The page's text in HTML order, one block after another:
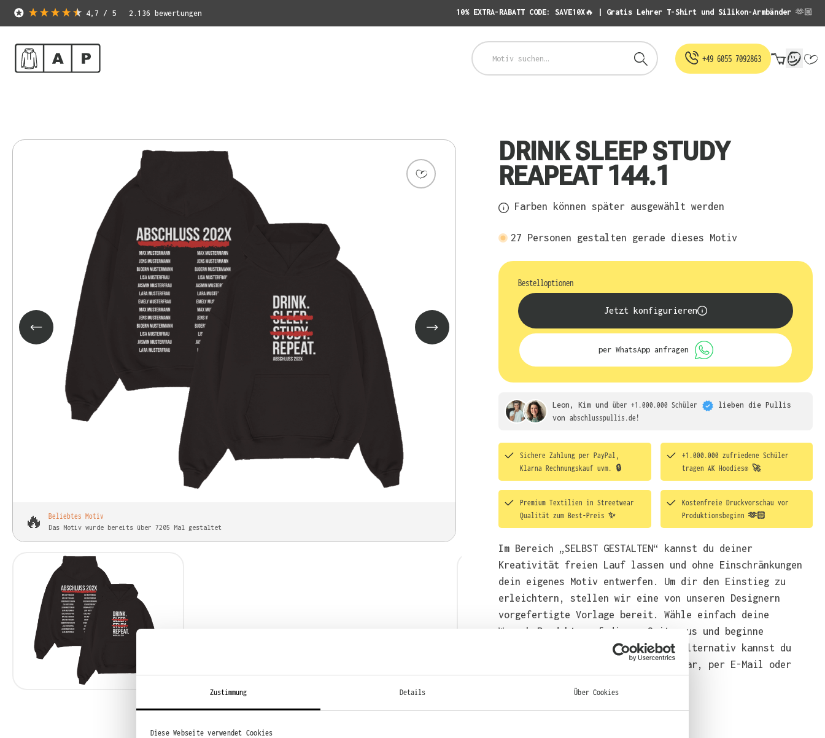
Zustimmung Details Über Cookies
Diese Webseite verwendet Cookies
4,7 / 5 2.136 bewertungen 10% EXTRA-RABATT CODE: SAVE10X🔥 | Gratis Lehrer T-Shirt und Silikon-Armbänder 🫶🏼
+49 6055 7092863
🔥 Beliebtes Motiv
Das Motiv wurde bereits über 7205 Mal gestaltet
DRINK SLEEP STUDY
REAPEAT 144.1
Farben können später ausgewählt werden
27 Personen gestalten gerade dieses Motiv
Bestelloptionen
Jetzt konfigurieren
per WhatsApp anfragen
Leon, Kim und über +1.000.000 Schüler lieben die Pullis
von abschlusspullis.de!
Sichere Zahlung per PayPal,
Klarna Rechnungskauf uvm. 🔒
+1.000.000 zufriedene Schüler
tragen AK Hoodies® 🚀
Premium Textilien in Streetwear
Qualität zum Best-Preis ✨
Kostenfreie Druckvorschau vor
Produktionsbeginn 🫶🏻
Im Bereich „SELBST GESTALTEN“ kannst du deiner
Kreativität freien Lauf lassen und ohne Einschränkungen
dein eigenes Motiv entwerfen. Um dir den Einstieg zu
erleichtern, stellen wir eine von unseren Designern
vorgefertigte Vorlage bereit. Wähle einfach deine
Wunsch-Produkte auf dieser Seite aus und beginne
anschließend mit der Gestaltung. Alternativ kannst du
auch bequem über das Bestellformular, per E-Mail oder